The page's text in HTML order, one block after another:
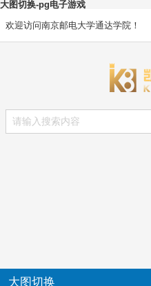
大图切换-pg电子游戏
欢迎访问南京邮电大学通达学院！
大图切换